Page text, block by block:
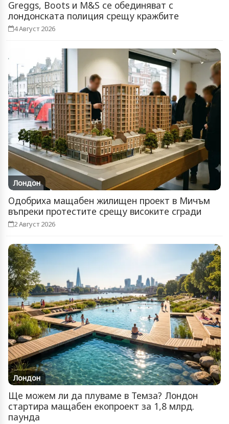
Greggs, Boots и M&S се обединяват с
лондонската полиция срещу кражбите
4 Август 2026
Лондон
Одобриха мащабен жилищен проект в Мичъм
въпреки протестите срещу високите сгради
2 Август 2026
Лондон
Ще можем ли да плуваме в Темза? Лондон
стартира мащабен екопроект за 1,8 млрд.
паунда